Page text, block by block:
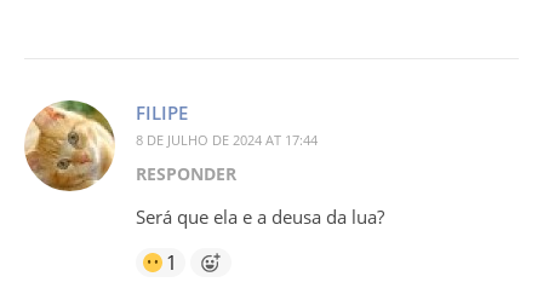
FILIPE
8 DE JULHO DE 2024 AT 17:44
RESPONDER
Será que ela e a deusa da lua?
1